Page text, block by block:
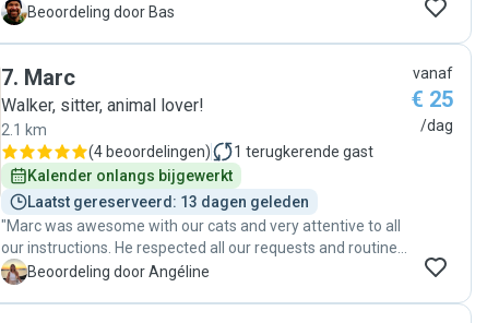
booked Josh very last-minute and couldn't have been
fine, he went above and beyond to make sure she was
taken care of. Additionally he handled the improvised
solutions with a borrowed key like a champ. I had nothing to
worry about, and he made my life easier. I was so satisfied
with his work that I booked him for another weekend
already. "
B Beoordeling door Bas
7. Marc
Walker, sitter, animal lover!
2.1 km
(4 beoordelingen) 1 terugkerende gast
Kalender onlangs bijgewerkt
Laatst gereserveerd: 13 dagen geleden
"Marc was awesome with our cats and very attentive to all
our instructions. He respected all our requests and routines,
and everything went smoothly. Communication was easy
A Beoordeling door Angéline
vanaf
€ 25
/dag